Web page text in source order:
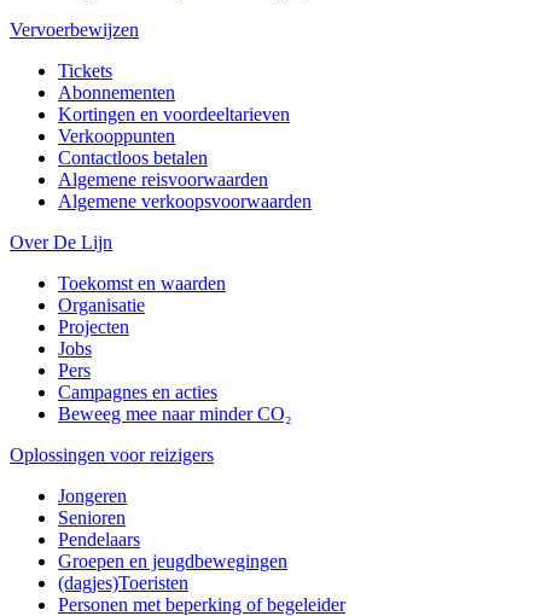
Vervoerbewijzen
Tickets
Abonnementen
Kortingen en voordeeltarieven
Verkooppunten
Contactloos betalen
Algemene reisvoorwaarden
Algemene verkoopsvoorwaarden
Over De Lijn
Toekomst en waarden
Organisatie
Projecten
Jobs
Pers
Campagnes en acties
Beweeg mee naar minder CO₂
Oplossingen voor reizigers
Jongeren
Senioren
Pendelaars
Groepen en jeugdbewegingen
(dagjes)Toeristen
Personen met beperking of begeleider